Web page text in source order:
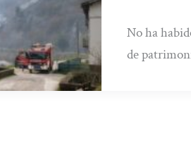
No ha
de